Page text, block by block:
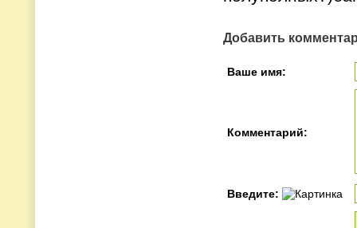
Добавить
Ваше имя:
Комментарий:
Введите: